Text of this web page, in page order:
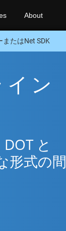
About
またはNet SDK
ン
と
形式の間